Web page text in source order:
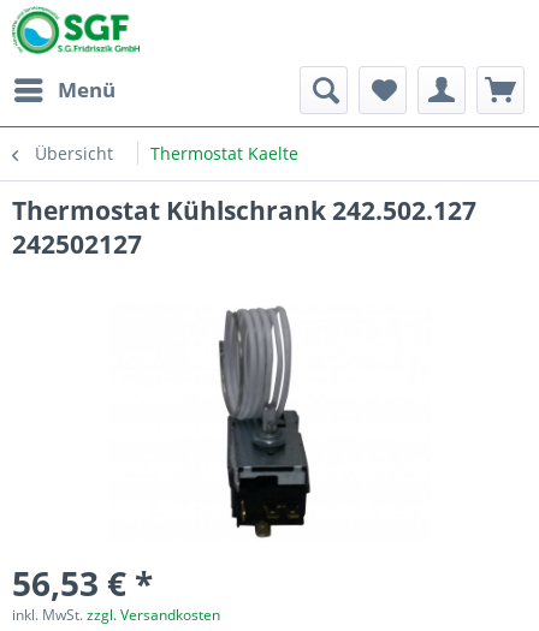
Menü
Übersicht Thermostat Kaelte
Thermostat Kühlschrank 242.502.127
242502127
56,53 € *
inkl. MwSt.zzgl. Versandkosten